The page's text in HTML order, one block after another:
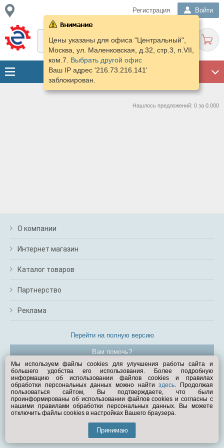
Регистрация Войти
Цены указаны для офиса "Центральный",
Москва, ул. Маленковская, д.32, стр.3, п.VII,
ком.7. Выбрать другой офис
Ваш IP адрес '216.73.216.141'
заблокирован.
Нашлось предложений: 0 за 0.000
О компании
Интернет магазин
Каталог товаров
Партнерство
Реклама
Перейти на полную версию
Вам помочь?
© Exist.ru 1998—2026
Мы используем файлы cookies для улучшения работы сайта и
большего удобства его использования. Более подробную
информацию об использовании файлов cookies и правилах
обработки персональных данных можно найтиздесь. Продолжая
пользоваться сайтом, Вы подтверждаете, что были
проинформированы об использовании файлов cookies и согласны с
нашими правилами обработки персональных данных. Вы можете
отключить файлы cookies в настройках Вашего браузера.
Принимаю